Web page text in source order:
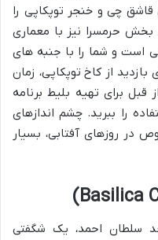
قاشق چی و خنجر توپکاپی را
بخش حرمسرا نیز با معماری
است و شما را با جنبه های
از کاخ توپکاپی، زمان
قبل برای تهیه بلیط برنامه
را ببرید. چشم اندازهای
در روزهای آفتابی، بسیار
سلطان احمد، یک شگفتی